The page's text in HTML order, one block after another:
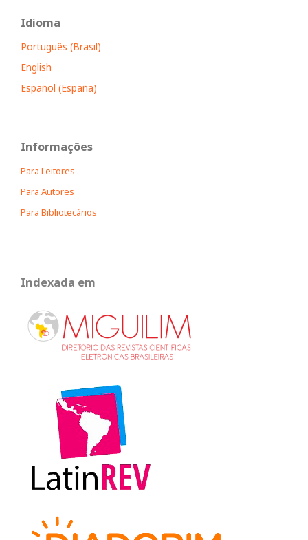
Idioma
Português (Brasil)
English
Español (España)
Informações
Para Leitores
Para Autores
Para Bibliotecários
Indexada em